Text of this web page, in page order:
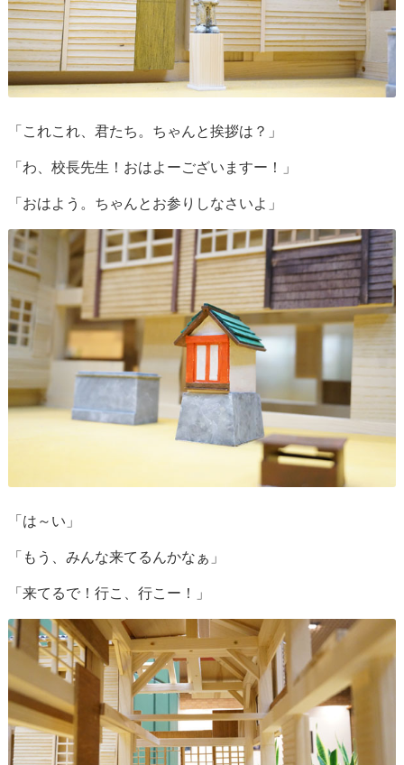
「これこれ、君たち。ちゃんと挨拶は？」
「わ、校長先生！おはよーございますー！」
「おはよう。ちゃんとお参りしなさいよ」
「は～い」
「もう、みんな来てるんかなぁ」
「来てるで！行こ、行こー！」